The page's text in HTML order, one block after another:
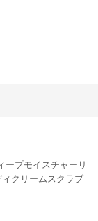
ープモイスチャーリ
クリームスクラブ